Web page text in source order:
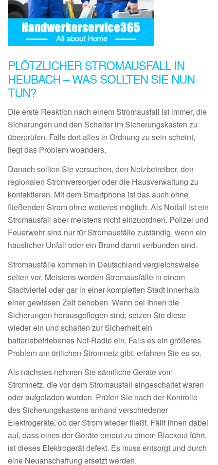
PLÖTZLICHER STROMAUSFALL IN
HEUBACH – WAS SOLLTEN SIE NUN
TUN?
Die erste Reaktion nach einem Stromausfall ist immer, die
Sicherungen und den Schalter im Sicherungskasten zu
überprüfen. Falls dort alles in Ordnung zu sein scheint,
liegt das Problem woanders.
Danach sollten Sie versuchen, den Netzbetreiber, den
regionalen Stromversorger oder die Hausverwaltung zu
kontaktieren. Mit dem Smartphone ist das auch ohne
fließenden Strom ohne weiteres möglich. Als Notfall ist ein
Stromausfall aber meistens nicht einzuordnen. Polizei und
Feuerwehr sind nur für Stromausfälle zuständig, wenn ein
häuslicher Unfall oder ein Brand damit verbunden sind.
Stromausfälle kommen in Deutschland vergleichsweise
selten vor. Meistens werden Stromausfälle in einem
Stadtviertel oder gar in einer kompletten Stadt innerhalb
einer gewissen Zeit behoben. Wenn bei Ihnen die
Sicherungen herausgeflogen sind, setzen Sie diese
wieder ein und schalten zur Sicherheit ein
batteriebetriebenes Not-Radio ein. Falls es ein größeres
Problem am örtlichen Stromnetz gibt, erfahren Sie es so.
Als nächstes nehmen Sie sämtliche Geräte vom
Stromnetz, die vor dem Stromausfall eingeschaltet waren
oder aufgeladen wurden. Prüfen Sie nach der Kontrolle
des Sicherungskastens anhand verschiedener
Elektrogeräte, ob der Strom wieder fließt. Fällt Ihnen dabei
auf, dass eines der Geräte erneut zu einem Blackout führt,
ist dieses Elektrogerät defekt. Es muss entsorgt und durch
eine Neuanschaffung ersetzt werden.